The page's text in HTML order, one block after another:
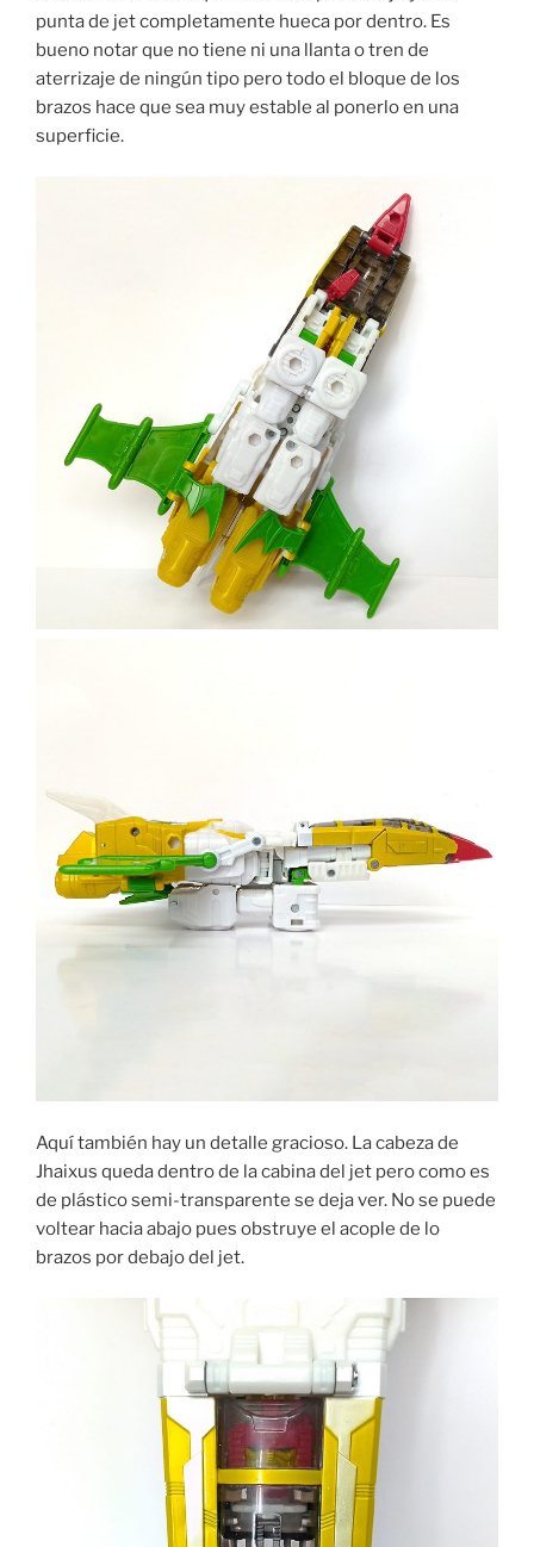
punta de jet completamente hueca por dentro. Es
bueno notar que no tiene ni una llanta o tren de
aterrizaje de ningún tipo pero todo el bloque de los
brazos hace que sea muy estable al ponerlo en una
superficie.
Aquí también hay un detalle gracioso. La cabeza de
Jhaixus queda dentro de la cabina del jet pero como es
de plástico semi-transparente se deja ver. No se puede
voltear hacia abajo pues obstruye el acople de lo
brazos por debajo del jet.